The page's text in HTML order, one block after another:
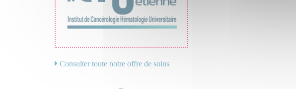
Consulter toute notre offre de soins